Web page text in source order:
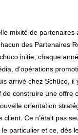
mixité de
des Partenaires
initie, chaque
d’opérations
arrivé chez Schüco,
de construire une offre
orientation
client. Ce n’était pas
particulier et ce, dès